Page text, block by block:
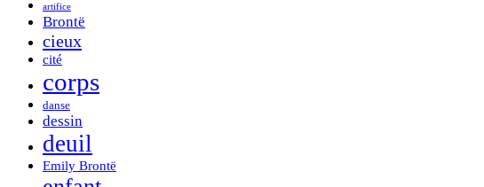
artifice
Brontë
cieux
cité
corps
danse
dessin
deuil
Emily Brontë